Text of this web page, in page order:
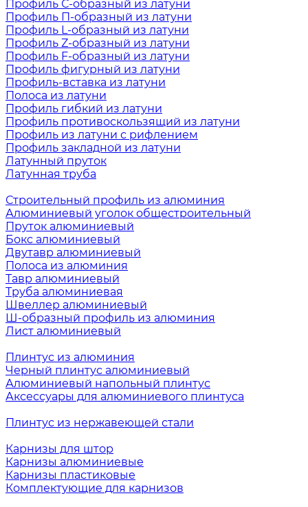
Профиль С-образный из латуни
Профиль П-образный из латуни
Профиль L-образный из латуни
Профиль Z-образный из латуни
Профиль F-образный из латуни
Профиль фигурный из латуни
Профиль-вставка из латуни
Полоса из латуни
Профиль гибкий из латуни
Профиль противоскользящий из латуни
Профиль из латуни с рифлением
Профиль закладной из латуни
Латунный пруток
Латунная труба
Строительный профиль из алюминия
Алюминиевый уголок общестроительный
Пруток алюминиевый
Бокс алюминиевый
Двутавр алюминиевый
Полоса из алюминия
Тавр алюминиевый
Труба алюминиевая
Швеллер алюминиевый
Ш-образный профиль из алюминия
Лист алюминиевый
Плинтус из алюминия
Черный плинтус алюминиевый
Алюминиевый напольный плинтус
Аксессуары для алюминиевого плинтуса
Плинтус из нержавеющей стали
Карнизы для штор
Карнизы алюминиевые
Карнизы пластиковые
Комплектующие для карнизов